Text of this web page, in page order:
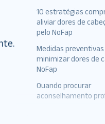
Fase de
semana 3)
10 estratégias
aliviar dores de
pelo NoFap
Medidas preventivas
minimizar dores de
NoFap
Quando procurar
aconselhamento